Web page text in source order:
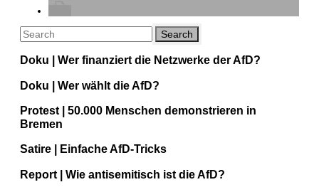
Doku | Wer finanziert die Netzwerke der AfD?
Doku | Wer wählt die AfD?
Protest | 50.000 Menschen demonstrieren in
Bremen
Satire | Einfache AfD-Tricks
Report | Wie antisemitisch ist die AfD?